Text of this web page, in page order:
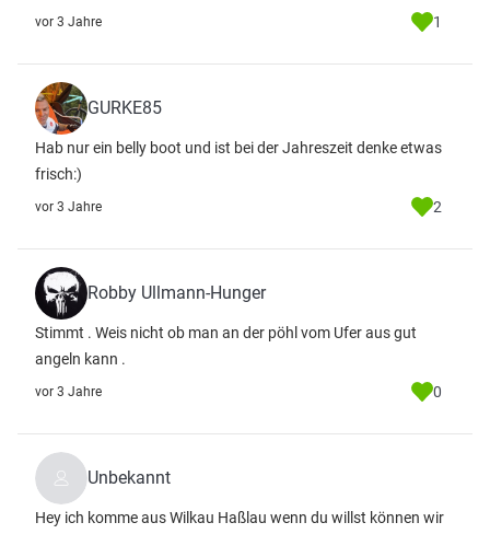
vor 3 Jahre 1
GURKE85
Hab nur ein belly boot und ist bei der Jahreszeit denke etwas
frisch:)
vor 3 Jahre 2
Robby Ullmann-Hunger
Stimmt . Weis nicht ob man an der pöhl vom Ufer aus gut
angeln kann .
vor 3 Jahre 0
Unbekannt
Hey ich komme aus Wilkau Haßlau wenn du willst können wir